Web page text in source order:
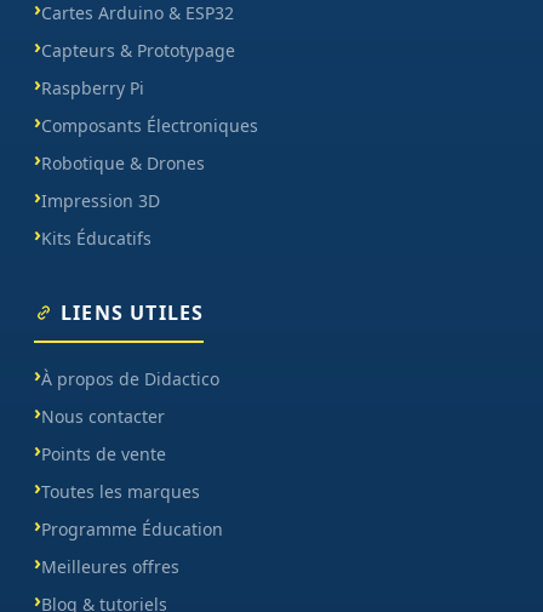
Cartes Arduino & ESP32
Capteurs & Prototypage
Raspberry Pi
Composants Électroniques
Robotique & Drones
Impression 3D
Kits Éducatifs
LIENS UTILES
À propos de Didactico
Nous contacter
Points de vente
Toutes les marques
Programme Éducation
Meilleures offres
Blog & tutoriels